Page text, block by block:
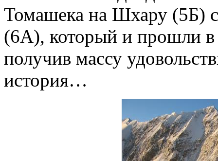
Томашека на Шхару (5Б) с
(6А), который и прошли
получив массу
история…